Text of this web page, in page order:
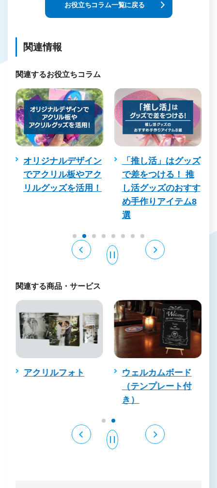
お役立ちコラム一覧に戻る
関連情報
関連するお役立ちコラム
ザイン
やアク
活用！
「推し活」はグッズ
で差をつける！ 推
し活グッズのおすす
め手作りアイテム8
推しのためにフ
タ作り！パネル
インや作り方、
方法は？
関連する商品・サービス
ト
ウェルカムボード
アクリルフォト